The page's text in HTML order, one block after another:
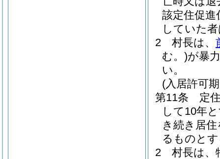
該定住促
していた
2
村長は、
む。)が暴
い。
(入居許可
第11条
定
して10年
き続き居
るものと
2
村長は、